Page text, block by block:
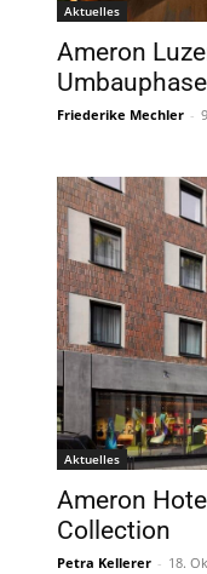
Aktuelles
Ameron
Friederike Mechler -
Aktuelles
Ameron
Collection
Petra Kellerer - 18.